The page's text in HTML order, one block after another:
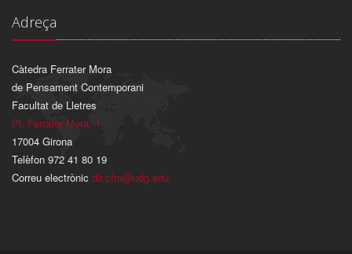
Adreça
Càtedra Ferrater Mora
de Pensament Contemporani
Facultat de Lletres
Pl. Ferrater Mora, 1
17004 Girona
Telèfon 972 41 80 19
Correu electrònic dir.cfm@udg.edu